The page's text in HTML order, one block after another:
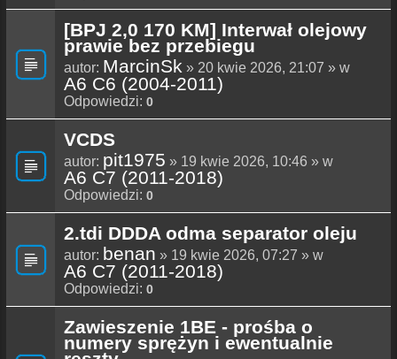
[BPJ 2,0 170 KM] Interwał olejowy
prawie bez przebiegu
autor: MarcinSk » 20 kwie 2026, 21:07 » w
A6 C6 (2004-2011)
Odpowiedzi: 0
VCDS
autor: pit1975 » 19 kwie 2026, 10:46 » w
A6 C7 (2011-2018)
Odpowiedzi: 0
2.tdi DDDA odma separator oleju
autor: benan » 19 kwie 2026, 07:27 » w
A6 C7 (2011-2018)
Odpowiedzi: 0
Zawieszenie 1BE - prośba o
numery sprężyn i ewentualnie